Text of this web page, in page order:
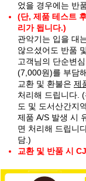
었을 경우에는 반
(단, 제품 테스트
리가 됩니다.)
관악기는 입을 대
않으셨어도 반품
고객님의 단순변
(7,000원)를 부담
교환 및 환불은 제
처리해 드립니다.
도 및 도서산간지
제품 A/S 발생 시
면 처리해 드립니
담.)
교환 및 반품 시